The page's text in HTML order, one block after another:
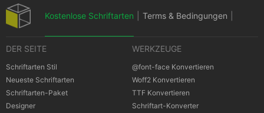
Kostenlose Schriftarten Terms & Bedingungen
Cookies Bestimmungen | Urheberrechte
DER SEITE
Schriftarten Stil
Neueste Schriftarten
Schriftarten-Paket
Designer
WERKZEUGE
@font-face Konvertieren
Woff2 Konvertieren
TTF Konvertieren
Schriftart-Konverter